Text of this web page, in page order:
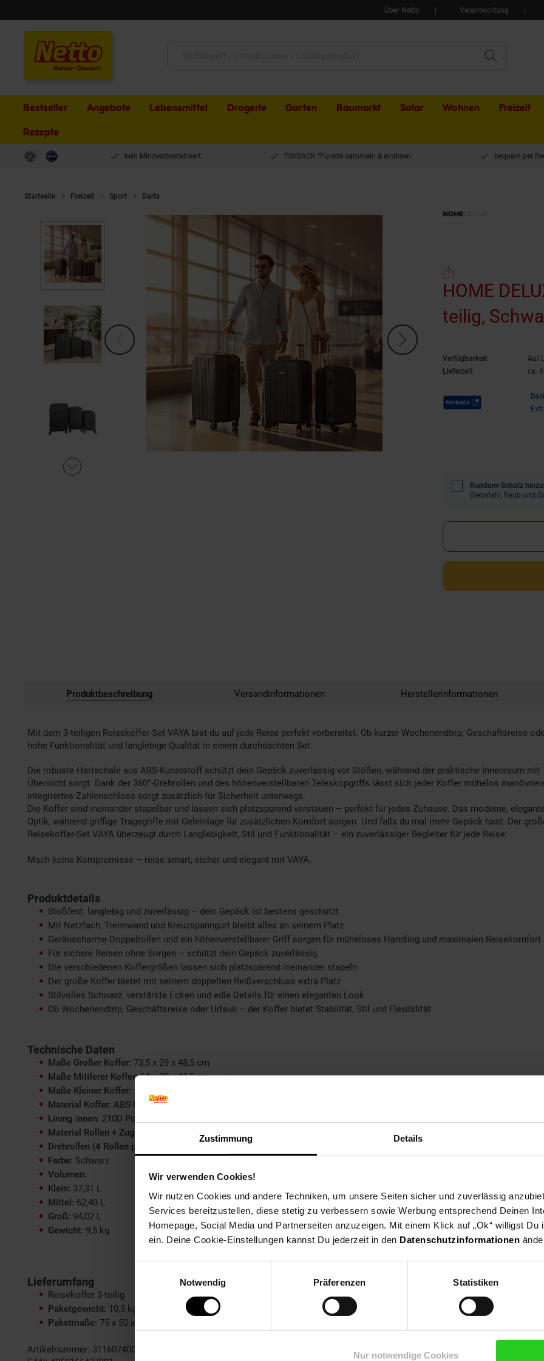
Zustimmung Details
Wir verwenden Cookies!
Wir nutzen Cookies und andere Techniken, um unsere Seiten sicher und zuverlässig
Services bereitzustellen, diese stetig zu verbessern sowie Werbung entsprechend Deinen
Homepage, Social Media und Partnerseiten anzuzeigen. Mit einem Klick auf „Ok“ willigst Du
ein. Deine Cookie-Einstellungen kannst Du jederzeit in den Datenschutzinformationen
Notwendig
Präferenzen Statistiken
Nur notwendige Cookies
Über Netto Verantwortung
Bestseller Angebote Lebensmittel Drogerie Garten Baumarkt Solar Wohnen Freizeit
Rezepte
kein Mindestbestellwert PAYBACK °Punkte sammeln & einlösen bequem per
Startseite Freizeit Sport Darts
HOME
teilig,
Verfügbarkeit:
Auf
Lieferzeit:
ca.
Payback Punkte
Rundum-Schutz
Diebstahl, Raub und
Produktbeschreibung Versandinformationen Herstellerinformationen
Mit dem 3-teiligen Reisekoffer-Set VAYA bist du auf jede Reise perfekt vorbereitet. Ob kurzer Wochenendtrip, Geschäftsreise
hohe Funktionalität und langlebige Qualität in einem durchdachten Set.
Die robuste Hartschale aus ABS-Kunststoff schützt dein Gepäck zuverlässig vor Stößen, während der praktische Innenraum mit
Übersicht sorgt. Dank der 360°-Drehrollen und des höhenverstellbaren Teleskopgriffs lässt sich jeder Koffer mühelos
integriertes Zahlenschloss sorgt zusätzlich für Sicherheit unterwegs.
Die Koffer sind ineinander stapelbar und lassen sich platzsparend verstauen – perfekt für jedes Zuhause. Das moderne,
Optik, während griffige Tragegriffe mit Geleinlage für zusätzlichen Komfort sorgen. Und falls du mal mehr Gepäck hast: Der
Reisekoffer-Set VAYA überzeugt durch Langlebigkeit, Stil und Funktionalität – ein zuverlässiger Begleiter für jede Reise.
Mach keine Kompromisse – reise smart, sicher und elegant mit VAYA.
Produktdetails
Stoßfest, langlebig und zuverlässig – dein Gepäck ist bestens geschützt
Mit Netzfach, Trennwand und Kreuzspanngurt bleibt alles an seinem Platz
Geräuscharme Doppelrollen und ein höhenverstellbarer Griff sorgen für müheloses Handling und maximalen Reisekomfort
Für sichere Reisen ohne Sorgen – schützt dein Gepäck zuverlässig
Die verschiedenen Koffergrößen lassen sich platzsparend ineinander stapeln
Der große Koffer bietet mit seinem doppelten Reißverschluss extra Platz
Stilvolles Schwarz, verstärkte Ecken und edle Details für einen eleganten Look
Ob Wochenendtrip, Geschäftsreise oder Urlaub – der Koffer bietet Stabilität, Stil und Flexibilität
Technische Daten
Maße Großer Koffer: 73,5 x 29 x 48,5 cm
Maße Mittlerer Koffer:64 x 25 x 41,5 cm
Maße Kleiner Koffer: 53,5 x 22 x 35 cm
Material Koffer: ABS-Kunststoff
Lining innen: 210D Polyester
Material Rollen + Zugstange:
Drehrollen (4 Rollen pro Koffer):
Farbe: Schwarz
Volumen:
Klein: 37,31 L
Mittel: 62,40 L
Groß: 94,02 L
Gewicht: 9,5 kg
Lieferumfang
Reisekoffer 3-teilig
Paketgewicht: 10,3 kg
Paketmaße: 75 x 50 x 30 cm
Artikelnummer: 3116074000